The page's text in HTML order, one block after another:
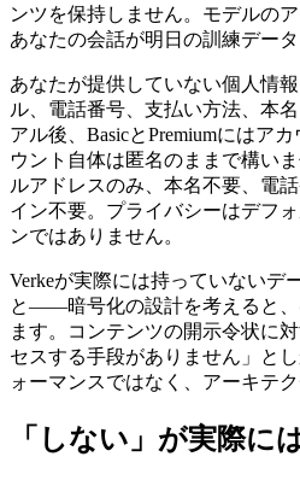
ンツを保持しません。モデルの
あなたの会話が明日の訓練デー
あなたが提供していない個人情
ル、電話番号、支払い方法、本
アル後、BasicとPremiumにはア
ウント自体は匿名のままで構い
ルアドレスのみ、本名不要、電
イン不要。プライバシーはデフ
ンではありません。
Verkeが実際には持っていないデ
と——暗号化の設計を考えると、
ます。コンテンツの開示令状に
セスする手段がありません」と
ォーマンスではなく、アーキテク
「しない」が実際に